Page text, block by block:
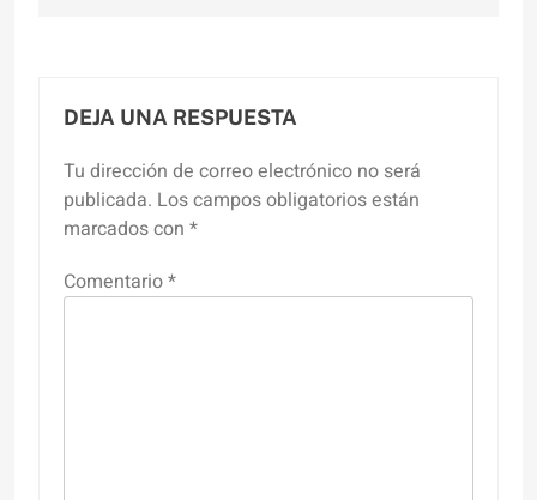
DEJA UNA RESPUESTA
Tu dirección de correo electrónico no será
publicada. Los campos obligatorios están
marcados con *
Comentario*